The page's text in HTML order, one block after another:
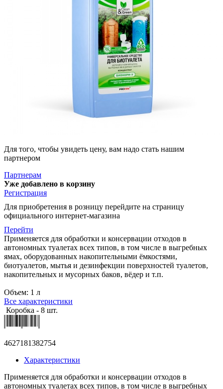
Для того, чтобы увидеть цену, вам надо стать нашим
партнером
Партнерам
Уже добавлено в корзину
Регистрация
Для приобретения в розницу перейдите на страницу
официального интернет-магазина
Перейти
Применяется для обработки и консервации отходов в
автономных туалетах всех типов, в том числе в выгребных
ямах, оборудованных накопительными ёмкостями,
биотуалетов, мытья и дезинфекции поверхностей туалетов,
накопительных и мусорных баков, вёдер и т.п.
Объем: 1 л
Все характеристики
Коробка - 8 шт.
4627181382754
Характеристики
Применяется для обработки и консервации отходов в
автономных туалетах всех типов, в том числе в выгребных